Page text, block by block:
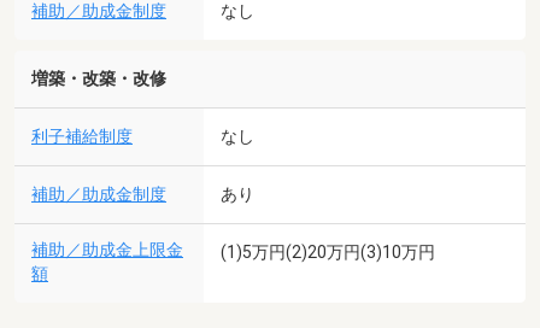
補助／助成金制度 なし
増築・改築・改修
利子補給制度 なし
補助／助成金制度 あり
補助／助成金上限金
額
(1)5万円(2)20万円(3)10万円